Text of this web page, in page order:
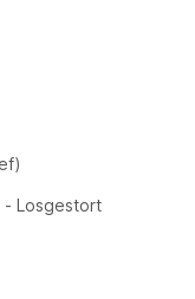
- Losgestort